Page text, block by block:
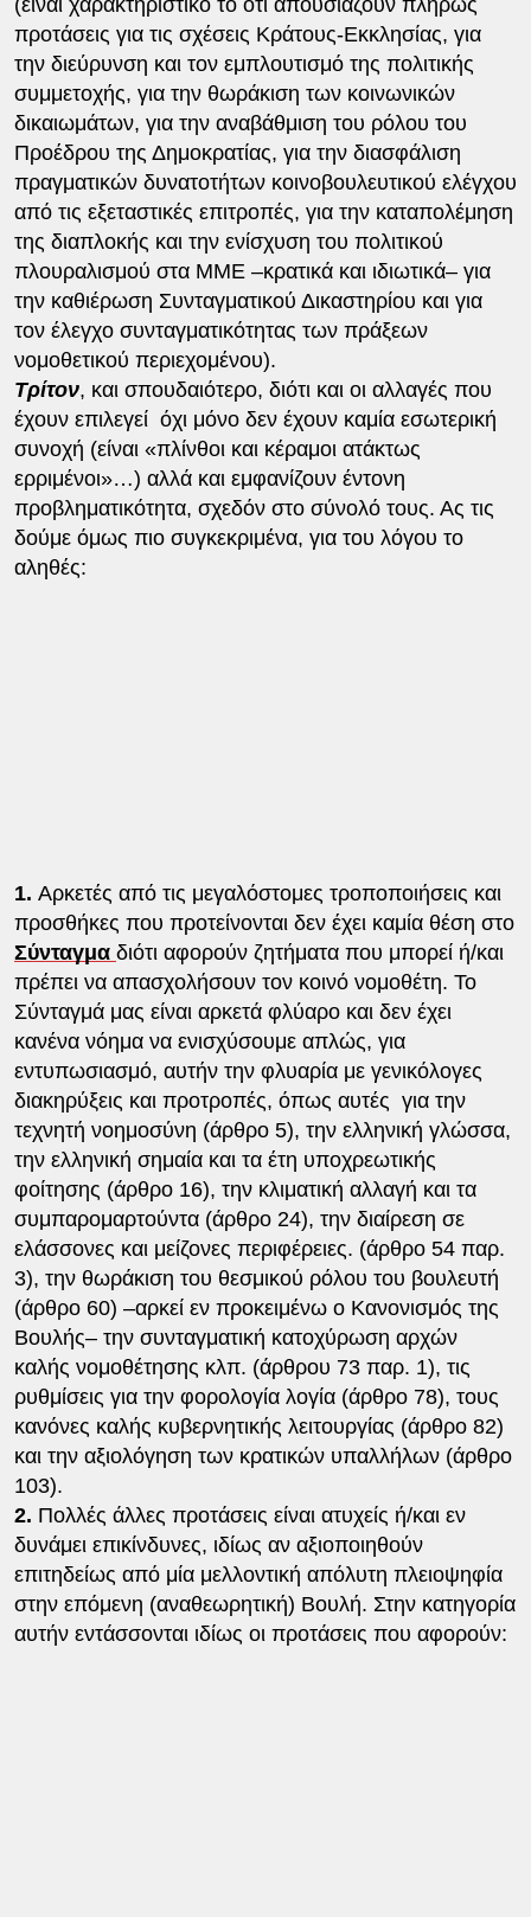
προτάσεις για τις σχέσεις Κράτους-Εκκλησίας, για
την διεύρυνση και τον εμπλουτισμό της πολιτικής
συμμετοχής, για την θωράκιση των κοινωνικών
δικαιωμάτων, για την αναβάθμιση του ρόλου του
Προέδρου της Δημοκρατίας, για την διασφάλιση
πραγματικών δυνατοτήτων κοινοβουλευτικού ελέγχου
από τις εξεταστικές επιτροπές, για την καταπολέμηση
της διαπλοκής και την ενίσχυση του πολιτικού
πλουραλισμού στα ΜΜΕ –κρατικά και ιδιωτικά– για
την καθιέρωση Συνταγματικού Δικαστηρίου και για
τον έλεγχο συνταγματικότητας των πράξεων
νομοθετικού περιεχομένου).
Τρίτον, και σπουδαιότερο, διότι και οι αλλαγές που
έχουν επιλεγεί όχι μόνο δεν έχουν καμία εσωτερική
συνοχή (είναι «πλίνθοι και κέραμοι ατάκτως
ερριμένοι»…) αλλά και εμφανίζουν έντονη
προβληματικότητα, σχεδόν στο σύνολό τους. Ας τις
δούμε όμως πιο συγκεκριμένα, για του λόγου το
αληθές:
1. Αρκετές από τις μεγαλόστομες τροποποιήσεις και
προσθήκες που προτείνονται δεν έχει καμία θέση στο
Σύνταγμα διότι αφορούν ζητήματα που μπορεί ή/και
πρέπει να απασχολήσουν τον κοινό νομοθέτη. Το
Σύνταγμά μας είναι αρκετά φλύαρο και δεν έχει
κανένα νόημα να ενισχύσουμε απλώς, για
εντυπωσιασμό, αυτήν την φλυαρία με γενικόλογες
διακηρύξεις και προτροπές, όπως αυτές για την
τεχνητή νοημοσύνη (άρθρο 5), την ελληνική γλώσσα,
την ελληνική σημαία και τα έτη υποχρεωτικής
φοίτησης (άρθρο 16), την κλιματική αλλαγή και τα
συμπαρομαρτούντα (άρθρο 24), την διαίρεση σε
ελάσσονες και μείζονες περιφέρειες. (άρθρο 54 παρ.
3), την θωράκιση του θεσμικού ρόλου του βουλευτή
(άρθρο 60) –αρκεί εν προκειμένω ο Κανονισμός της
Βουλής– την συνταγματική κατοχύρωση αρχών
καλής νομοθέτησης κλπ. (άρθρου 73 παρ. 1), τις
ρυθμίσεις για την φορολογία λογία (άρθρο 78), τους
κανόνες καλής κυβερνητικής λειτουργίας (άρθρο 82)
και την αξιολόγηση των κρατικών υπαλλήλων (άρθρο
103).
2. Πολλές άλλες προτάσεις είναι ατυχείς ή/και εν
δυνάμει επικίνδυνες, ιδίως αν αξιοποιηθούν
επιτηδείως από μία μελλοντική απόλυτη πλειοψηφία
στην επόμενη (αναθεωρητική) Βουλή. Στην κατηγορία
αυτήν εντάσσονται ιδίως οι προτάσεις που αφορούν: